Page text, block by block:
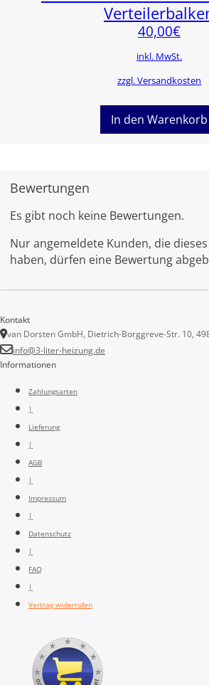
40,00€
inkl. MwSt.
zzgl. Versandkosten
In den Warenkorb
Bewertungen
Es gibt noch keine Bewertungen.
Nur angemeldete Kunden, die
haben, dürfen eine Bewertung
Informationen
Zahlungsarten
|
Lieferung
|
AGB
|
Impressum
|
Datenschutz
|
FAQ
|
Vertrag widerrufen
Kontakt
van Dorsten GmbH, Dietrich-Borggreve-Str. 10,
info@3-liter-heizung.de